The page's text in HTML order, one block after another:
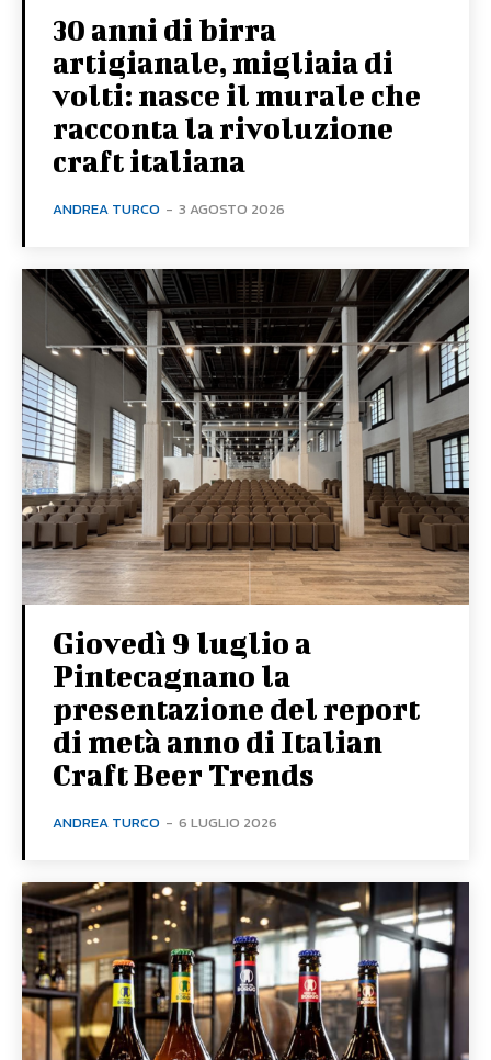
30 anni di birra
artigianale, migliaia di
volti: nasce il murale che
racconta la rivoluzione
craft italiana
ANDREA TURCO - 3 AGOSTO 2026
Giovedì 9 luglio a
Pintecagnano la
presentazione del report
di metà anno di Italian
Craft Beer Trends
ANDREA TURCO - 6 LUGLIO 2026